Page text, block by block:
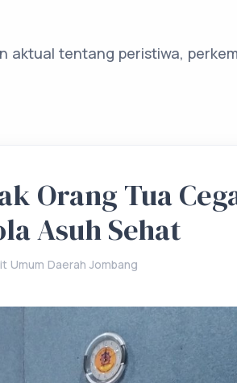
aktual tentang peristiwa,
Orang Tua
Asuh Sehat
Umum Daerah Jombang